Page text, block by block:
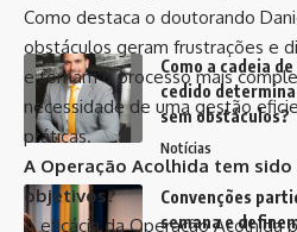
Como destaca o doutorando
obstáculos geram frustrações e
e tornam o processo mais
necessidade de uma gestão
práticas.
A Operação Acolhida tem sido
objetivos?
A eficácia da Operação Acolhida
O presidente do Banco Central
Neto, expressou nesta terça-
2024) sua visão de que o
de forma “exagerada” aos